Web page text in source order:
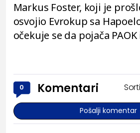
Markus Foster, koji je
osvojio Evrokup sa
očekuje se da pojača
0 Komentari
Pošalji komentar